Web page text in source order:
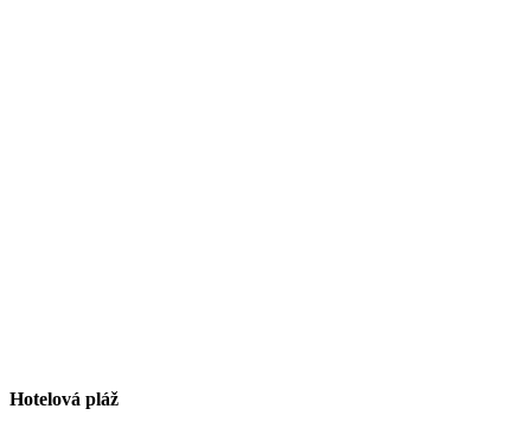
Hotelová pláž